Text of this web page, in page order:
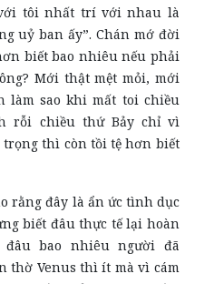
tôi nhất trí với nhau là
uỷ ban ấy”. Chán mớ đời
biết bao nhiêu nếu phải
Mới thật mệt mỏi, mới
làm sao khi mất toi chiều
rỗi chiều thứ Bảy chỉ vì
thì còn tồi tệ hơn biết
rằng đây là ẩn ức tình dục
biết đâu thực tế lại hoàn
bao nhiêu người đã
thờ Venus thì ít mà vì cám